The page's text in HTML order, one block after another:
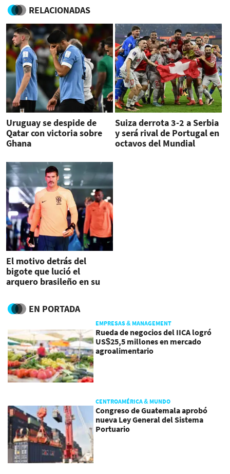
RELACIONADAS
Uruguay se despide de
Qatar con victoria sobre
Ghana
Suiza derrota 3-2 a Serbia
y será rival de Portugal en
octavos del Mundial
El motivo detrás del
bigote que lució el
arquero brasileño en su
2022
EN PORTADA
EMPRESAS & MANAGEMENT
Rueda de negocios del IICA logró
US$25,5 millones en mercado
agroalimentario
CENTROAMÉRICA & MUNDO
Congreso de Guatemala aprobó
nueva Ley General del Sistema
Portuario